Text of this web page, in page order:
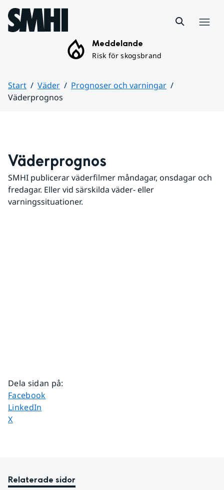
Hoppa till sidans innehåll
Meddelande
Risk för skogsbrand
Start Väder
Prognoser och varningar
Väderprognos
Väderprognos
SMHI publicerar väderfilmer måndagar, onsdagar och
fredagar. Eller vid särskilda väder- eller
varningssituationer.
Dela sidan på:
Dela sidan på
Facebook
Dela sidan på
LinkedIn
Dela sidan på
X
Relaterade sidor